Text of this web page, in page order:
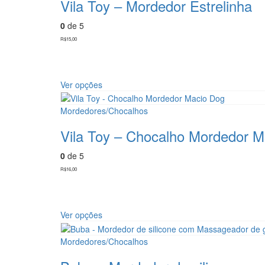
As
página
do
produto
Vila Toy – Mordedor Estrelinha
0 de 5
R$15,00
Ver opçõesEste
produto
tem
variantes.
As
página
do
produto
Mordedores/Chocalhos
Vila Toy – Chocalho Mordedor
0 de 5
R$16,00
Ver opçõesEste
produto
tem
variantes.
Mordedores/Chocalhos